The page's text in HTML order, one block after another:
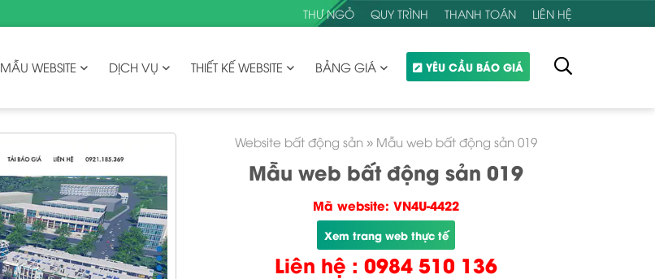
THƯ NGỎ QUY TRÌNH THANH TOÁN LIÊN HỆ
MẪU WEBSITE DỊCH VỤ THIẾT KẾ WEBSITE BẢNG GIÁ YÊU CẦU BÁO GIÁ
Website bất động sản » Mẫu web bất động sản 019
Mẫu web bất động sản 019
Mã website: VN4U-4422
Xem trang web thực tế
Liên hệ : 0984 510 136